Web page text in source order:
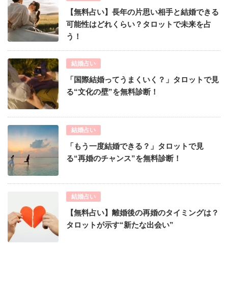
【無料占い】長年の片思い相手と結婚できる
可能性はどれくらい？タロットで未来を占
う！
結婚占い
「国際結婚ってうまくいく？」タロットで見
る“文化の壁”を無料診断！
結婚占い
「もう一度結婚できる？」タロットで見
る“再婚のチャンス”を無料診断！
結婚占い
【無料占い】離婚後の再婚のタイミングは？
タロットが示す“新たな出会い”